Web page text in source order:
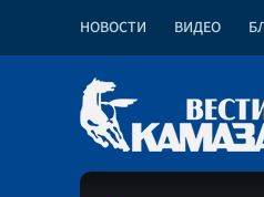
НОВОСТИ ВИДЕО